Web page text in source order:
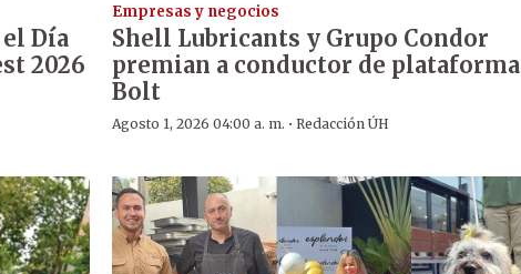
Día
2026
Empresas y negocios
Shell Lubricants y Grupo Condor
premian a conductor de plataforma
Bolt
Agosto 1, 2026 04:00 a. m. ·Redacción ÚH